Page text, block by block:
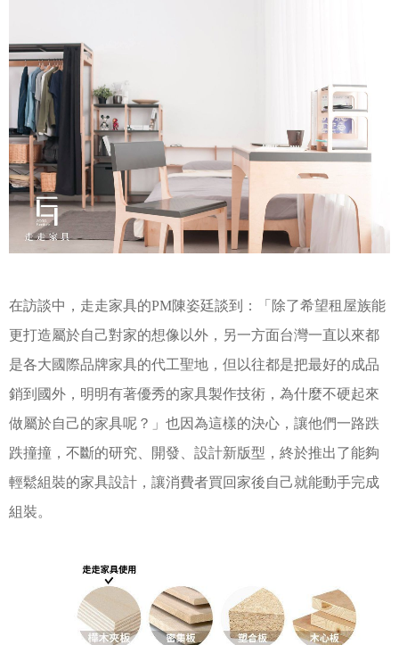
在訪談中，走走家具的PM陳姿廷談到：「除了希望租屋族能
更打造屬於自己對家的想像以外，另一方面台灣一直以來都
是各大國際品牌家具的代工聖地，但以往都是把最好的成品
銷到國外，明明有著優秀的家具製作技術，為什麼不硬起來
做屬於自己的家具呢？」也因為這樣的決心，讓他們一路跌
跌撞撞，不斷的研究、開發、設計新版型，終於推出了能夠
輕鬆組裝的家具設計，讓消費者買回家後自己就能動手完成
組裝。